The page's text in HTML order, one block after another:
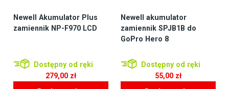
Newell Akumulator Plus
zamiennik NP-F970 LCD
Dostępny od ręki
279,00 zł
Newell akumulator
zamiennik SPJB1B do
GoPro Hero 8
Dostępny od ręki
55,00 zł